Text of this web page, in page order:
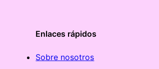
Enlaces rápidos
Sobre nosotros